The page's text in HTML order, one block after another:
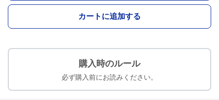
カートに追加する
購入時のルール
必ず購入前にお読みください。